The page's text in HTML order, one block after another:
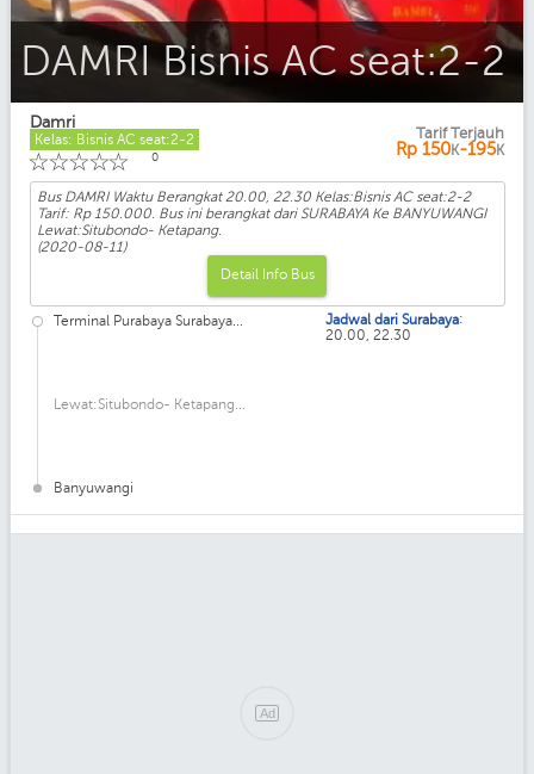
DAMRI Bisnis AC seat:2-2
Damri
Kelas: Bisnis AC seat:2-2
☆
☆
☆
☆
☆ 0
Tarif Terjauh
Rp 150K-195K
Bus DAMRI Waktu Berangkat 20.00, 22.30 Kelas:Bisnis AC seat:2-2
Tarif: Rp 150.000. Bus ini berangkat dari SURABAYA Ke BANYUWANGI
Lewat:Situbondo- Ketapang.
(2020-08-11)
Detail Info Bus
Terminal Purabaya Surabaya...
Lewat:Situbondo- Ketapang...
Banyuwangi
Jadwal dari Surabaya:
20.00, 22.30
Ad